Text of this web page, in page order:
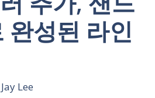
완성된 라인
Jay Lee